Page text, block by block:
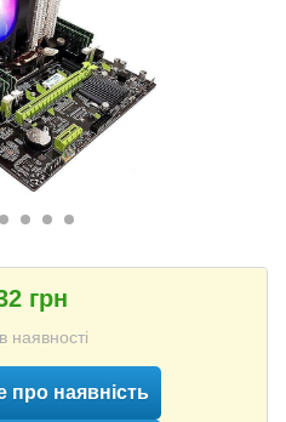
грн
наявності
про наявність